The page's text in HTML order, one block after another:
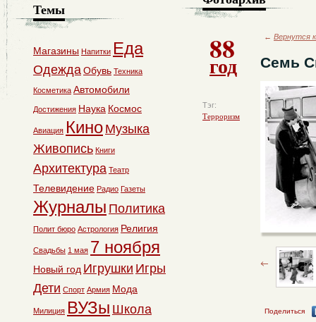
88
год
Тэг:
Терроризм
← Вернутся
Cемь
Поделиться
Темы
Магазины Напитки Еда
ОдеждаОбувь Техника
Косметика Автомобили
Достижения Наука Космос
Авиация Кино Музыка
Живопись Книги
Архитектура Театр
Телевидение Радио Газеты
Журналы Политика
Полит бюро Астрология Религия
Свадьбы 1 мая 7 ноября
Новый год Игрушки Игры
Дети Спорт Армия Мода
Милиция ВУЗы Школа